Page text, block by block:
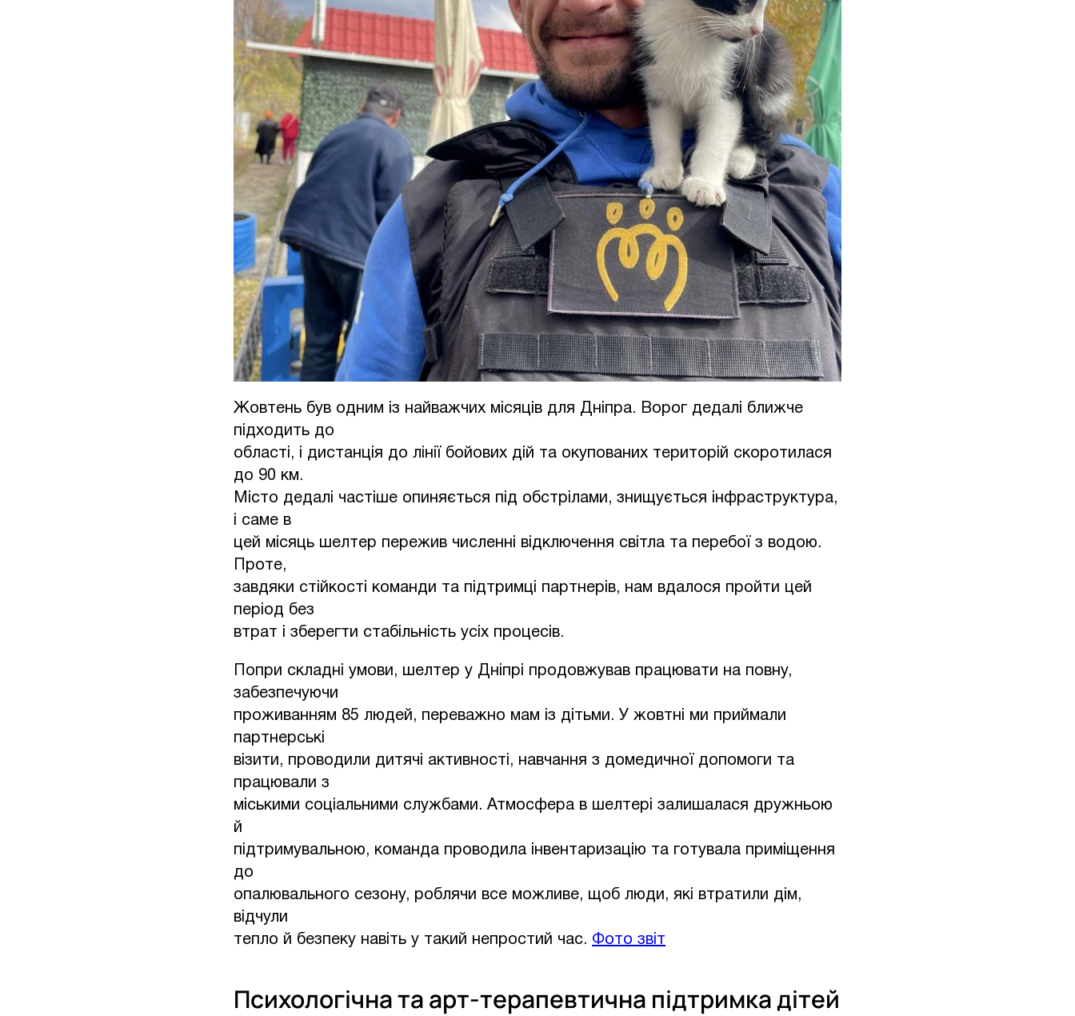
Жовтень був одним із найважчих місяців для Дніпра. Ворог дедалі ближче
підходить до
області, і дистанція до лінії бойових дій та окупованих територій скоротилася
до 90 км.
Місто дедалі частіше опиняється під обстрілами, знищується інфраструктура,
і саме в
цей місяць шелтер пережив численні відключення світла та перебої з водою.
Проте,
завдяки стійкості команди та підтримці партнерів, нам вдалося пройти цей
період без
втрат і зберегти стабільність усіх процесів.
Попри складні умови, шелтер у Дніпрі продовжував працювати на повну,
забезпечуючи
проживанням 85 людей, переважно мам із дітьми. У жовтні ми приймали
партнерські
візити, проводили дитячі активності, навчання з домедичної допомоги та
працювали з
міськими соціальними службами. Атмосфера в шелтері залишалася дружньою
й
підтримувальною, команда проводила інвентаризацію та готувала приміщення
до
опалювального сезону, роблячи все можливе, щоб люди, які втратили дім,
відчули
тепло й безпеку навіть у такий непростий час. Фото звіт
Психологічна та арт-терапевтична підтримка дітей